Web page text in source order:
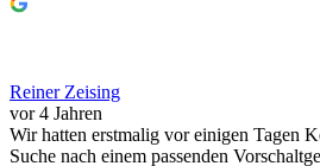
Reiner Zeising
vor 4 Jahren
Wir hatten erstmalig vor einigen Tagen
Suche nach einem passenden